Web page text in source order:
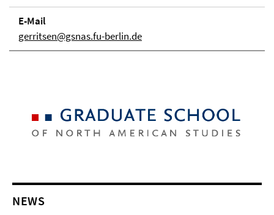
E-Mail
gerritsen@gsnas.fu-berlin.de
NEWS